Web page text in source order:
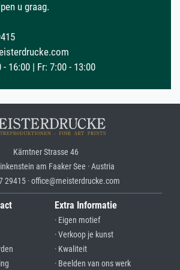
u graag.
16:00 | Fr: 7:00 - 13:00
Kärntner Strasse 46
am Faaker See · Austria
29415 · office@meisterdrucke.com
Extra Informatie
· Eigen motief
· Verkoop je kunst
· Kwaliteit
· Beelden van ons werk